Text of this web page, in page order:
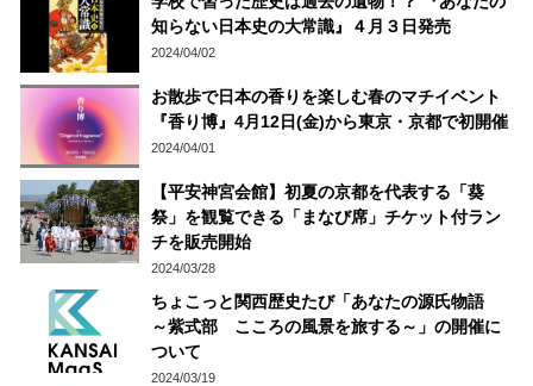
知らない日本史の大常識』４月３日発売
2024/04/02
お散歩で日本の香りを楽しむ春のマチイベント
『香り博』4月12日(金)から東京・京都で初開催
2024/04/01
【平安神宮会館】初夏の京都を代表する「葵
祭」を観覧できる「まなび席」チケット付ラン
チを販売開始
2024/03/28
ちょこっと関西歴史たび「あなたの源氏物語
～紫式部 こころの風景を旅する～」の開催に
ついて
2024/03/19